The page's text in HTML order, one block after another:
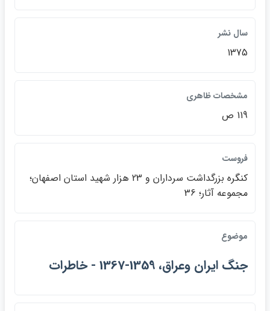
سال نشر
1375
مشخصات ظاهري
119 ص
فروست
كنگره بزرگداشت سرداران و 23 هزار شهيد استان اصفهان؛
مجموعه آثار؛ 36
موضوع
جنگ ايران وعراق، 1359-1367 - خاطرات